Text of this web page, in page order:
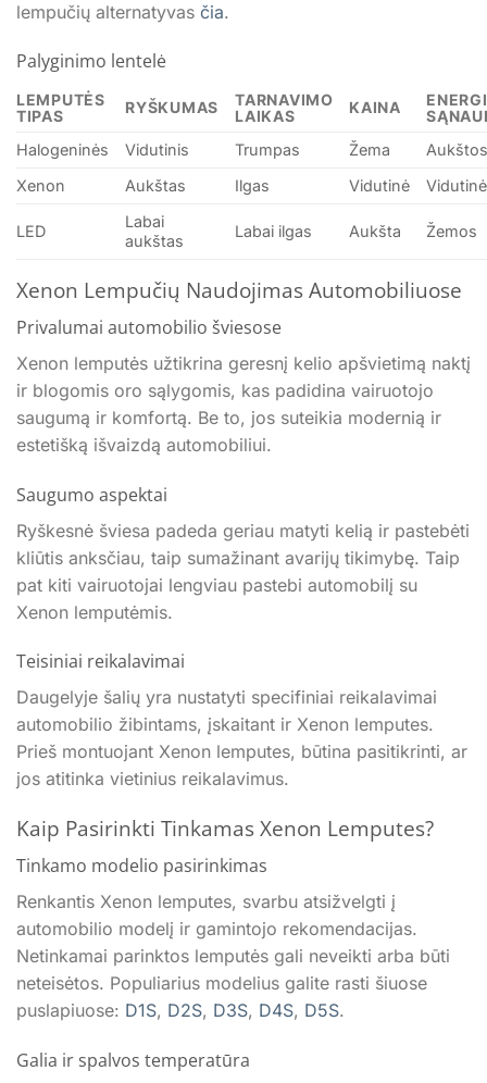
lempučių alternatyvas čia.
Palyginimo lentelė
LEMPUTĖS
TIPAS
RYŠKUMAS
TARNAVIMO
LAIKAS
KAINA
Halogeninės
Vidutinis Trumpas Žema
Xenon
Aukštas Ilgas Vidutinė
LED
Labai
aukštas
Labai ilgas Aukšta Žemos
Xenon Lempučių Naudojimas Automobiliuose
Privalumai automobilio šviesose
Xenon lemputės užtikrina geresnį kelio apšvietimą naktį
ir blogomis oro sąlygomis, kas padidina vairuotojo
saugumą ir komfortą. Be to, jos suteikia modernią ir
estetišką išvaizdą automobiliui.
Saugumo aspektai
Ryškesnė šviesa padeda geriau matyti kelią ir pastebėti
kliūtis anksčiau, taip sumažinant avarijų tikimybę. Taip
pat kiti vairuotojai lengviau pastebi automobilį su
Xenon lemputėmis.
Teisiniai reikalavimai
Daugelyje šalių yra nustatyti specifiniai reikalavimai
automobilio žibintams, įskaitant ir Xenon lemputes.
Prieš montuojant Xenon lemputes, būtina pasitikrinti, ar
jos atitinka vietinius reikalavimus.
Kaip Pasirinkti Tinkamas Xenon Lemputes?
Tinkamo modelio pasirinkimas
Renkantis Xenon lemputes, svarbu atsižvelgti į
automobilio modelį ir gamintojo rekomendacijas.
Netinkamai parinktos lemputės gali neveikti arba būti
neteisėtos. Populiarius modelius galite rasti šiuose
puslapiuose: D1S, D2S, D3S, D4S, D5S.
Galia ir spalvos temperatūra